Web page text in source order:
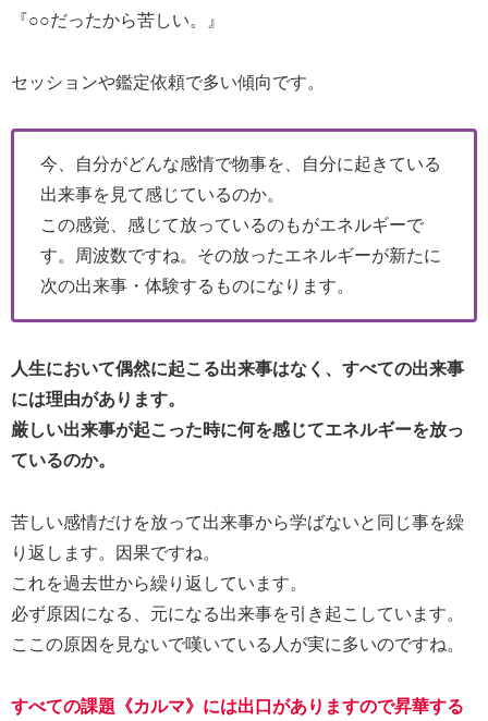
『○○だったから苦しい。』
セッションや鑑定依頼で多い傾向です。
今、自分がどんな感情で物事を、自分に起きている
出来事を見て感じているのか。
この感覚、感じて放っているのもがエネルギーで
す。周波数ですね。その放ったエネルギーが新たに
次の出来事・体験するものになります。
人生において偶然に起こる出来事はなく、すべての出来事
には理由があります。
厳しい出来事が起こった時に何を感じてエネルギーを放っ
ているのか。
苦しい感情だけを放って出来事から学ばないと同じ事を繰
り返します。因果ですね。
これを過去世から繰り返しています。
必ず原因になる、元になる出来事を引き起こしています。
ここの原因を見ないで嘆いている人が実に多いのですね。
すべての課題《カルマ》には出口がありますので昇華する